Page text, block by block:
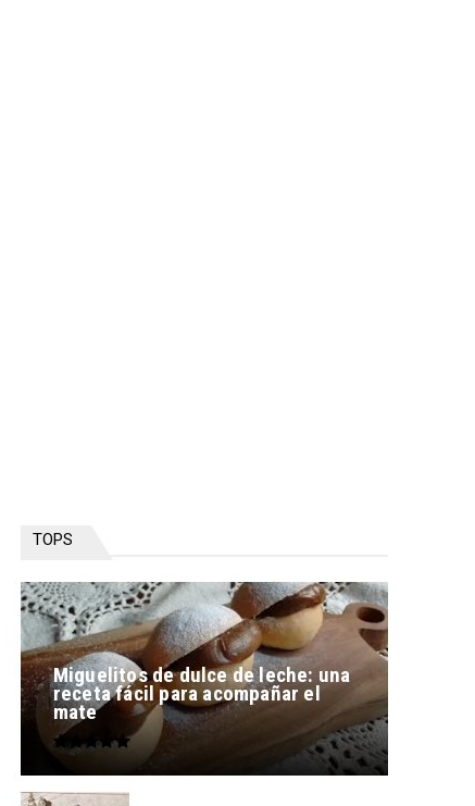
TOPS
Miguelitos de dulce de leche: una
receta fácil para acompañar el
mate